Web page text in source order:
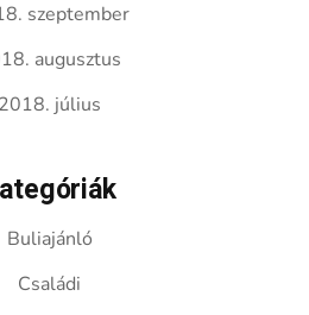
szeptember
augusztus
2018. július
Buliajánló
Családi